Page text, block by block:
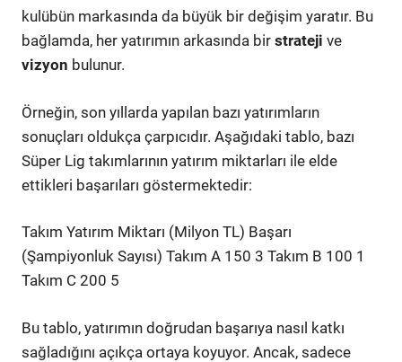
kulübün markasında da büyük bir değişim yaratır. Bu
bağlamda, her yatırımın arkasında bir strateji ve
vizyon bulunur.
Örneğin, son yıllarda yapılan bazı yatırımların
sonuçları oldukça çarpıcıdır. Aşağıdaki tablo, bazı
Süper Lig takımlarının yatırım miktarları ile elde
ettikleri başarıları göstermektedir:
Takım Yatırım Miktarı (Milyon TL) Başarı
(Şampiyonluk Sayısı) Takım A 150 3 Takım B 100 1
Takım C 200 5
Bu tablo, yatırımın doğrudan başarıya nasıl katkı
sağladığını açıkça ortaya koyuyor. Ancak, sadece